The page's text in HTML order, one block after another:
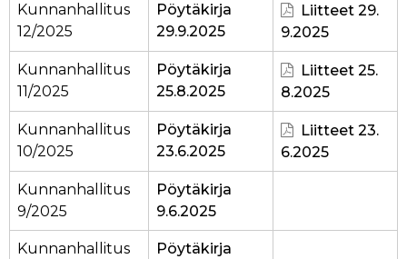
Kunnanhallitus
12/2025
Pöytäkirja
29.9.2025
Liitteet 29.
9.2025
Kunnanhallitus
11/2025
Pöytäkirja
25.8.2025
Liitteet 25.
8.2025
Kunnanhallitus
10/2025
Pöytäkirja
23.6.2025
Liitteet 23.
6.2025
Kunnanhallitus
9/2025
Pöytäkirja
9.6.2025
Kunnanhallitus
Pöytäkirja